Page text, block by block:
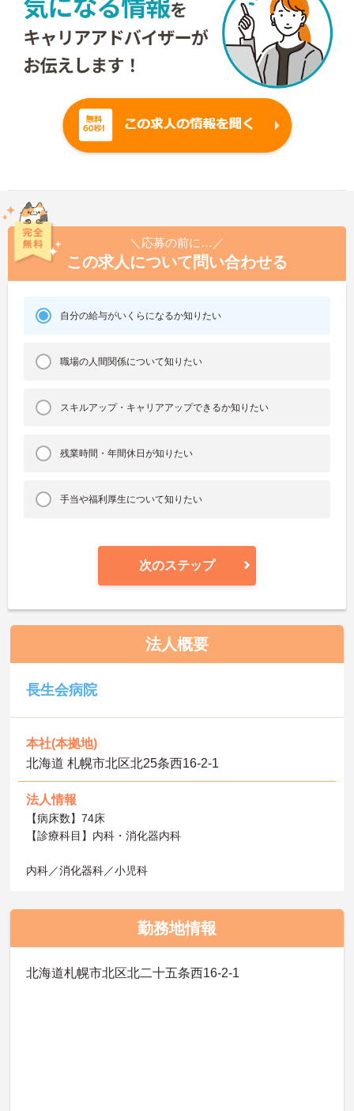
＼応募の前に…／
この求人について問い合わせる
自分の給与がいくらになるか知りたい
職場の人間関係について知りたい
スキルアップ・キャリアアップできるか知りたい
残業時間・年間休日が知りたい
手当や福利厚生について知りたい
次のステップ
法人概要
長生会病院
本社(本拠地)
北海道 札幌市北区北25条西16-2-1
法人情報
【病床数】74床
【診療科目】内科・消化器内科
内科／消化器科／小児科
勤務地情報
北海道札幌市北区北二十五条西16-2-1